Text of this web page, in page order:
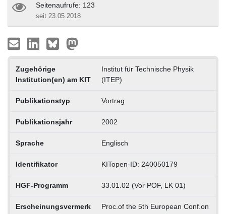
Seitenaufrufe: 123
seit 23.05.2018
Zugehörige
Institution(en) am KIT
Institut für Technische Physik
(ITEP)
Publikationstyp Vortrag
Publikationsjahr 2002
Sprache Englisch
Identifikator KITopen-ID: 240050179
HGF-Programm 33.01.02 (Vor POF, LK 01)
Erscheinungsvermerk
Proc.of the 5th European Conf.on